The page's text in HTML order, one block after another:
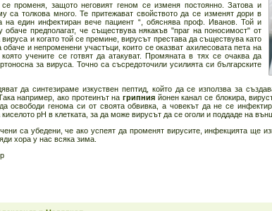
променя, защото неговият геном се изменя постоянно. Затова и
са толкова много. Те притежават свойството да се изменят дори в
на един инфектиран вече пациент “, обяснява проф. Иванов. Той и
обаче предполагат, че съществува някакъв "праг на поносимост" от
вируса и когато той се премине, вирусът престава да съществува като
и непроменени участъци, които се оказват ахилесовата пета на
която учените се готвят да атакуват. Промяната в тях се очаква да
за вируса. Точно са съсредоточили усилията си българските
да синтезираме изкуствен пептид, който да се използва за
Така например, ако протеинът на грипния йонен канал се блокира,
освободи генома си от своята обвивка, а човекът да не се
рH в клетката, за да може вирусът да се оголи и поддаде на
са убедени, че ако успеят да променят вирусите, инфекцията ще
хора у нас всяка зима.